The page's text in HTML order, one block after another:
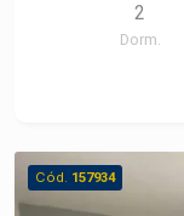
2
Dorm.
Cód. 157934